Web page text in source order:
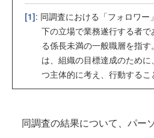
[1]: 同調査における「フォロワー
下の立場で業務遂行する者
る係長未満の一般職層を指
は、組織の目標達成のため
つ主体的に考え、行動するこ
同調査の結果について、パー